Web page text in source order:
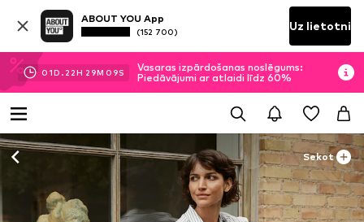
ABOUT YOU App
(152 700) Uz lietotni
01D. 22H 29M 09S
Vasaras izpārdošanas noslēgums:
Piedāvājumi ar atlaidi līdz 60%
Sekot